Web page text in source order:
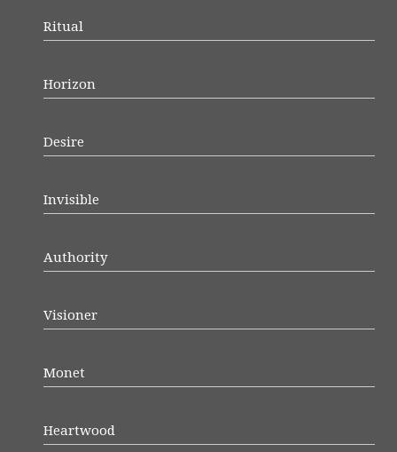
Ritual
Horizon
Desire
Invisible
Authority
Visioner
Monet
Heartwood